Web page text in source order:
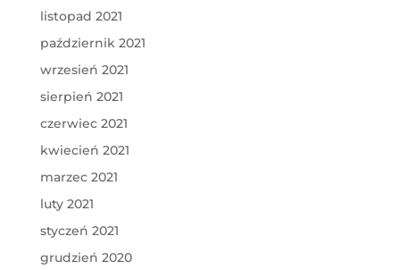
listopad 2021
październik 2021
wrzesień 2021
sierpień 2021
czerwiec 2021
kwiecień 2021
marzec 2021
luty 2021
styczeń 2021
grudzień 2020